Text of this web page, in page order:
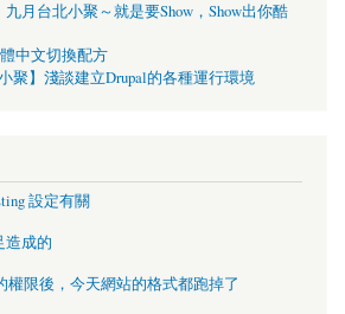
九月台北小聚～就是要Show，Show出你酷
中文切換配方
小聚】淺談建立Drupal的各種運行環境
設定有關
造成的
權限後，今天網站的格式都跑掉了